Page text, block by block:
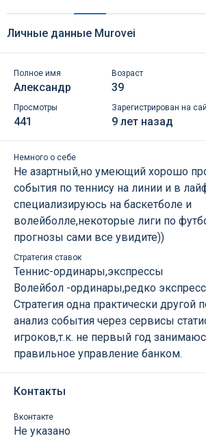
Личные данные Murovei
Полное имя
Александр
Возраст
39
Просмотры
441
Зарегистрирован на
9 лет назад
Немного о себе
Не азартный,но умеющий хорошо
события по теннису на линии и в
специализируюсь на баскетболе и
волейболле,некоторые лиги по
прогнозы сами все увидите))
Стратегия ставок
Теннис-ординары,экспрессы
Волейбол -ординары,редко
Стратегия одна практически другой
анализ события через сервисы
игроков,т.к. не первый год
правильное управление банком.
Контакты
Вконтакте
Не указано